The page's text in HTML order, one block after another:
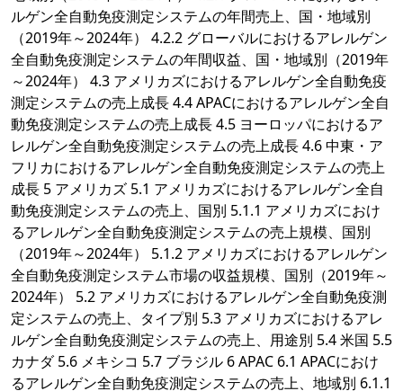
ルゲン全自動免疫測定システムの年間売上、国・地域別
（2019年～2024年） 4.2.2 グローバルにおけるアレルゲン
全自動免疫測定システムの年間収益、国・地域別（2019年
～2024年） 4.3 アメリカズにおけるアレルゲン全自動免疫
測定システムの売上成長 4.4 APACにおけるアレルゲン全自
動免疫測定システムの売上成長 4.5 ヨーロッパにおけるア
レルゲン全自動免疫測定システムの売上成長 4.6 中東・ア
フリカにおけるアレルゲン全自動免疫測定システムの売上
成長 5 アメリカズ 5.1 アメリカズにおけるアレルゲン全自
動免疫測定システムの売上、国別 5.1.1 アメリカズにおけ
るアレルゲン全自動免疫測定システムの売上規模、国別
（2019年～2024年） 5.1.2 アメリカズにおけるアレルゲン
全自動免疫測定システム市場の収益規模、国別（2019年～
2024年） 5.2 アメリカズにおけるアレルゲン全自動免疫測
定システムの売上、タイプ別 5.3 アメリカズにおけるアレ
ルゲン全自動免疫測定システムの売上、用途別 5.4 米国 5.5
カナダ 5.6 メキシコ 5.7 ブラジル 6 APAC 6.1 APACにおけ
るアレルゲン全自動免疫測定システムの売上、地域別 6.1.1